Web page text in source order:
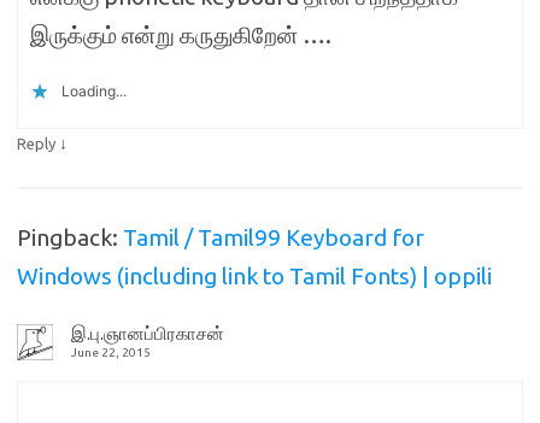
இருக்கும் என்று கருதுகிறேன் ….
Loading...
Reply ↓
Pingback: Tamil / Tamil99 Keyboard for
Windows (including link to Tamil Fonts) | oppili
இ.பு.ஞானப்பிரகாசன்
June 22, 2015